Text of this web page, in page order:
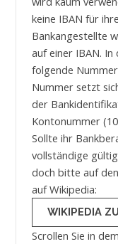
keine IBAN für
Bankangestellte
auf einer IBAN. In
folgende
Nummer setzt
der
Kontonummer
Sollte ihr
vollständige
doch bitte auf
auf Wikipedia:
WIKIPEDIA
Scrollen Sie in